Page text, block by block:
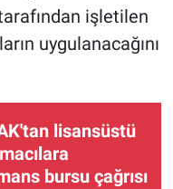
işletilen
uygulanacağını
lisansüstü
bursu çağrısı